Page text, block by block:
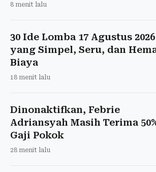
8 menit lalu
30 Ide Lomba 17 Agustus 2026
yang Simpel, Seru, dan
Biaya
18 menit lalu
Dinonaktifkan, Febrie
Adriansyah Masih Terima
Gaji Pokok
28 menit lalu